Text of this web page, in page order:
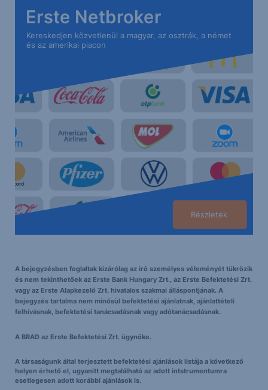
Erste Netbroker
Kereskedjen közvetlenül a magyar, az osztrák, a német
és az amerikai piacon
Részletek
A bejegyzésben foglaltak kizárólag az író személyes véleményét tükrözik
és nem tekinthetőek az Erste Bank Hungary Zrt., az Erste Befektetési Zrt.
vagy az Erste Alapkezelő Zrt. hivatalos szakmai álláspontjának. A
bejegyzés tartalma nem minősül befektetési ajánlatnak, ajánlattételi
felhívásnak, befektetési tanácsadásnak vagy adótanácsadásnak.
A BRAD az Erste Befektetési Zrt. ügynöke.
A társaságunk által terjesztett befektetési ajánlások listája a következő
helyen érhető el, ugyanitt megtalálható az adott intstrumentumra
esetlegesen adott korábbi ajánlások is.